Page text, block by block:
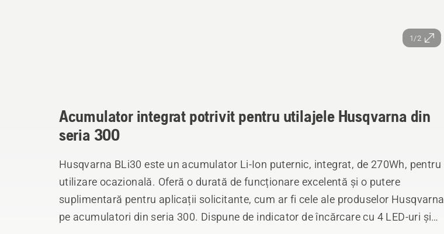
1/2
Acumulator integrat potrivit pentru utilajele Husqvarna din
seria 300
Husqvarna BLi30 este un acumulator Li-Ion puternic, integrat, de 270Wh, pentru
utilizare ocazională. Oferă o durată de funcționare excelentă și o putere
suplimentară pentru aplicații solicitante, cum ar fi cele ale produselor Husqvarna
pe acumulatori din seria 300. Dispune de indicator de încărcare cu 4 LED-uri și